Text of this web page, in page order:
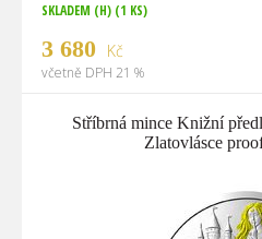
SKLADEM (H) (1 KS)
3 680 Kč
včetně DPH 21 %
Stříbrná mince Knižní
Zlatovlásce